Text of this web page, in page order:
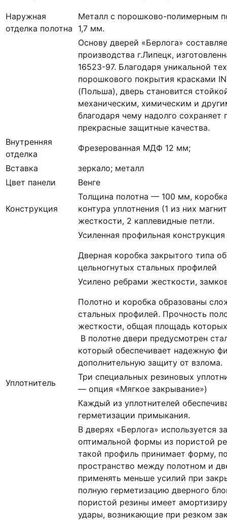
Наружная
отделка полотна
Металл с порошково-полимерным
1,7 мм.
Основу дверей «Берлога»
производства г.Липецк,
16523-97. Благодаря уникальной
порошкового покрытия красками
(Польша), дверь становится
механическим, химическим и
благодаря чему надолго сохраняет
прекрасные защитные качества.
Внутренняя
отделка
Фрезерованная МДФ 12 мм;
Вставка
зеркало; металл
Цвет панели
Венге
Конструкция
Толщина полотна — 100 мм,
контура уплотнения (1 из них
жесткости, 2 каплевидные петли.
Усиленная профильная конструкция
Дверная коробка закрытого типа
цельногнутых стальных профилей
Усилено ребрами жесткости,
Полотно и коробка образованы
стальных профилей. Прочность
жесткости, общая площадь
В полотне двери предусмотрен
который обеспечивает надежную
дополнительную защиту от взлома.
Уплотнитель
Три специальных резиновых
— опция «Мягкое закрывание»)
Каждый из уплотнителей
герметизации примыкания.
В дверях «Берлога» используется
оптимальной формы из пористой
такой профиль принимает форму,
пространство между полотном и
применять меньше усилий при
полную герметизацию дверного
пористой резины имеет
удары, возникающие при резком